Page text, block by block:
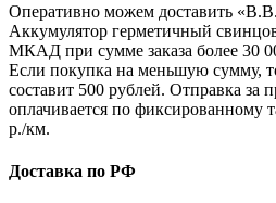
Оперативно можем доставить
Аккумулятор герметичный
МКАД при сумме заказа более 30
Если покупка на меньшую сумму,
составит 500 рублей. Отправка
оплачивается по фиксированному
р./км.
Доставка по РФ